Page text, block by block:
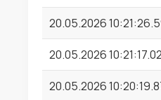
20.05.2026
20.05.2026
20.05.2026